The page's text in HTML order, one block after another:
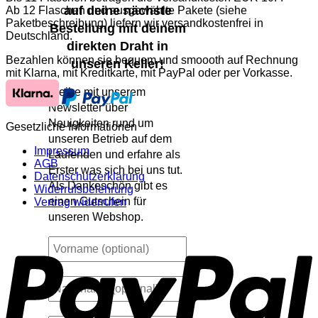
auf deine nächste
Bestellung mit deinem
direkten Draht in
unseren Keller!
Bleibe mit unserem
Newsletter über
Neuigkeiten rund um
unseren Betrieb auf dem
Laufenden und erfahre als
Erster was sich bei uns tut.
Als Dankeschön gibt es
einen Gutschein für
unseren Webshop.
Ab 12 Flaschen und ausgewählte Pakete (siehe
Paketbeschreibung) liefern wir versandkostenfrei in
Deutschland.
Bezahlen können sie bequem und smoooth auf Rechnung
mit Klarna, mit Kreditkarte, mit PayPal oder per Vorkasse.
Gesetzliche Informationen
Impressum
AGB
Datenschutzerklärung
Widerrufsbelehrung
Vertrag widerrufen